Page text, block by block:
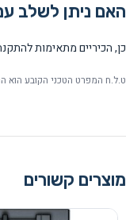
האם ניתן לשלב
כן, הכיריים מתאימות
ט.ל.ח המפרט הטכני הקובע הוא
מוצרים קשורים